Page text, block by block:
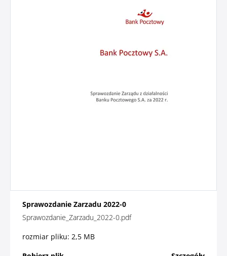
Sprawozdanie Zarzadu 2022-0
Sprawozdanie_Zarzadu_2022-0.pdf
rozmiar pliku: 2,5 MB